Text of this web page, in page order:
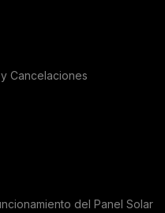
Cancelaciones
del Panel Solar